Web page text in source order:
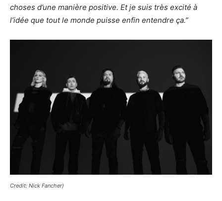
choses d’une manière positive. Et je suis très excité à
l’idée que tout le monde puisse enfin entendre ça.”
Credit: Nick Fancher)